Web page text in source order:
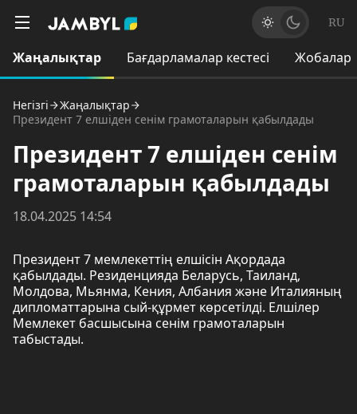
RU
Жаңалықтар Бағдарламалар кестесі Жобалар
Негізгі
Жаңалықтар
Президент 7 елшіден сенім грамоталарын қабылдады
Президент 7 елшіден сенім
грамоталарын қабылдады
18.04.2025 14:54
Президент 7 мемлекеттің елшісін Ақордада
қабылдады. Резиденцияда Беларусь, Таиланд,
Молдова, Мьянма, Кения, Албания және Италияның
дипломаттарына сый-құрмет көрсетілді. Елшілер
Мемлекет басшысына сенім грамоталарын
табыстады.